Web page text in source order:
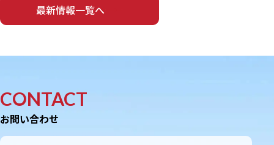
最新情報一覧へ
CONTACT
お問い合わせ